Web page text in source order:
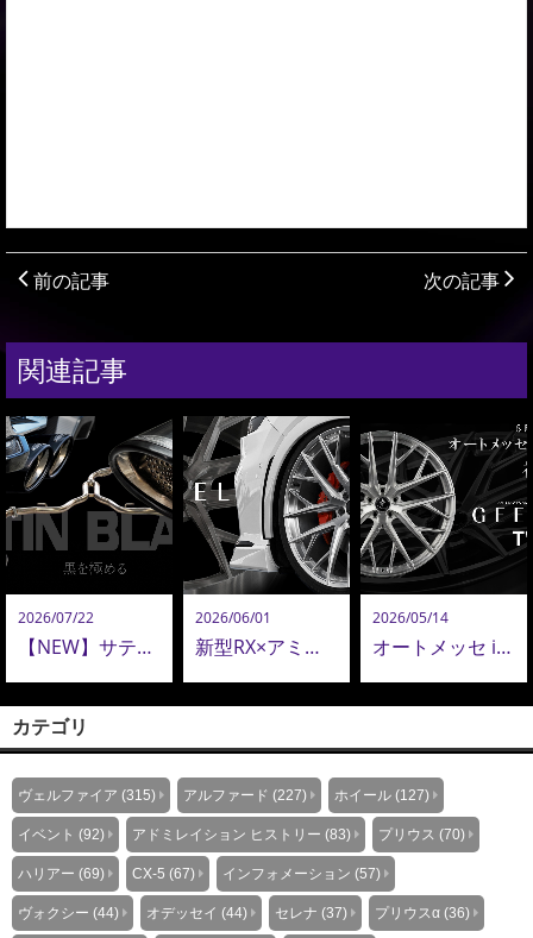
前の記事 次の記事
関連記事
2026/07/22
【NEW】サテンブラックテール新登場｜美しさ・音質・品質を極めたアドミレイション エキゾーストシステムのこだわり
2026/06/01
新型RX×アミスタット新作24インチ鍛造ホイールが圧巻！新型アルヴェル・LM用22インチも追加決定！
2026/05/14
オートメッセ in 愛知にて初披露。AMISTAD 新鍛造ホイール「GEEBEL TW」
カテゴリ
ヴェルファイア (315) アルファード (227) ホイール (127)
イベント (92) アドミレイション ヒストリー (83) プリウス (70)
ハリアー (69) CX-5 (67) インフォメーション (57)
ヴォクシー (44) オデッセイ (44) セレナ (37) プリウスα (36)